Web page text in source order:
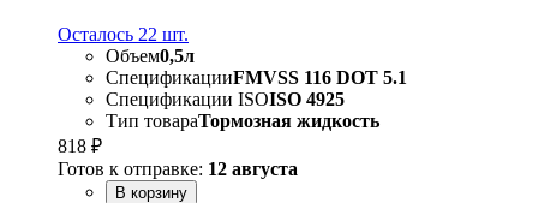
Осталось 22 шт.
Объем0,5л
СпецификацииFMVSS 116 DOT 5.1
Спецификации ISOISO 4925
Тип товараТормозная жидкость
818 ₽
Готов к отправке: 12 августа
В корзину